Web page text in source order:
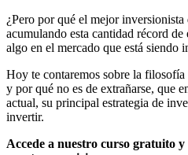
¿Pero por qué el mejor inversionista
acumulando esta cantidad récord
algo en el mercado que está siendo
Hoy te contaremos sobre la
y por qué no es de extrañarse, que
actual, su principal estrategia de
invertir.
Accede a nuestro curso gratuito